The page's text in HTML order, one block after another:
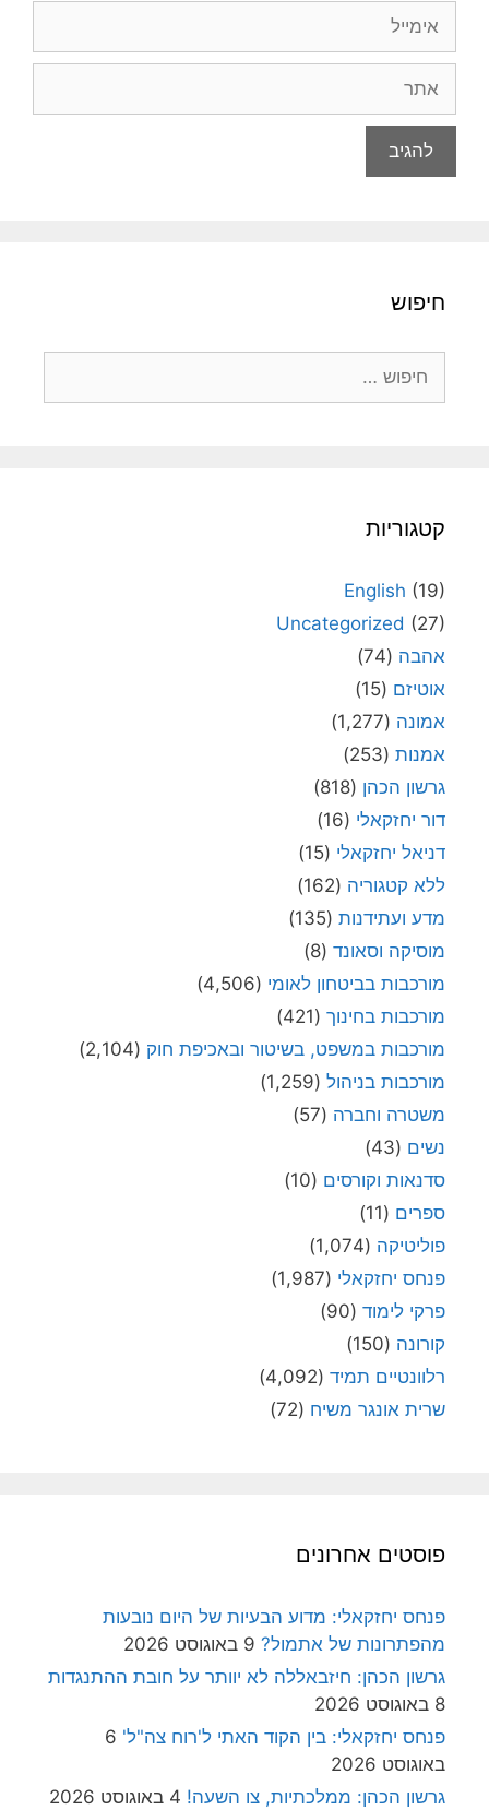
חיפוש
קטגוריות
English (19)
Uncategorized (27)
אהבה (74)
אוטיזם (15)
אמונה (1,277)
אמנות (253)
גרשון הכהן (818)
דור יחזקאלי (16)
דניאל יחזקאלי (15)
ללא קטגוריה (162)
מדע ועתידנות (135)
מוסיקה וסאונד (8)
מורכבות בביטחון לאומי (4,506)
מורכבות בחינוך (421)
מורכבות במשפט, בשיטור ובאכיפת חוק (2,104)
מורכבות בניהול (1,259)
משטרה וחברה (57)
נשים (43)
סדנאות וקורסים (10)
ספרים (11)
פוליטיקה (1,074)
פנחס יחזקאלי (1,987)
פרקי לימוד (90)
קורונה (150)
רלוונטיים תמיד (4,092)
שרית אונגר משיח (72)
פוסטים אחרונים
פנחס יחזקאלי: מדוע הבעיות של היום נובעות
מהפתרונות של אתמול? 9 באוגוסט 2026
גרשון הכהן: חיזבאללה לא יוותר על חובת ההתנגדות
8 באוגוסט 2026
פנחס יחזקאלי: בין הקוד האתי ל'רוח צה"ל' 6
באוגוסט 2026
גרשון הכהן: ממלכתיות, צו השעה! 4 באוגוסט 2026